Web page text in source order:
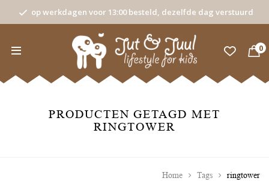
op werkdagen voor 13:00 besteld, dezelfde dag verstuurd
0
PRODUCTEN GETAGD MET
RINGTOWER
Home Tags ringtower